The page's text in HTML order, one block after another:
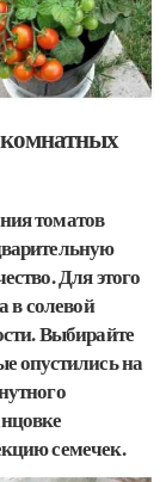
томатов
Для этого
в солевой
Выбирайте
опустились на
семечек.